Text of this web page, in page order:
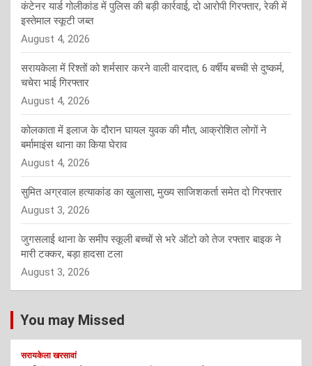
कंटेनर यार्ड गोलीकांड में पुलिस की बड़ी कार्रवाई, दो आरोपी गिरफ्तार, रेकी में
इस्तेमाल स्कूटी जब्त
August 4, 2026
सरायकेला में रिश्तों को शर्मसार करने वाली वारदात, 6 वर्षीय बच्ची से दुष्कर्म,
चचेरा भाई गिरफ्तार
August 4, 2026
कोलकाता में इलाज के दौरान घायल युवक की मौत, आक्रोशित लोगों ने
बर्मामाइंस थाना का किया घेराव
August 4, 2026
सुमित अग्रवाल हत्याकांड का खुलासा, मुख्य साजिशकर्ता समेत दो गिरफ्तार
August 3, 2026
जुगसलाई थाना के समीप स्कूली बच्चों से भरे ऑटो को तेज रफ्तार बाइक ने
मारी टक्कर, बड़ा हादसा टला
August 3, 2026
You may Missed
सरायकेला खरसावां